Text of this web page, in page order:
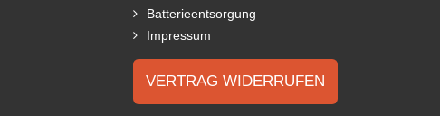
Batterieentsorgung
Impressum
VERTRAG WIDERRUFEN